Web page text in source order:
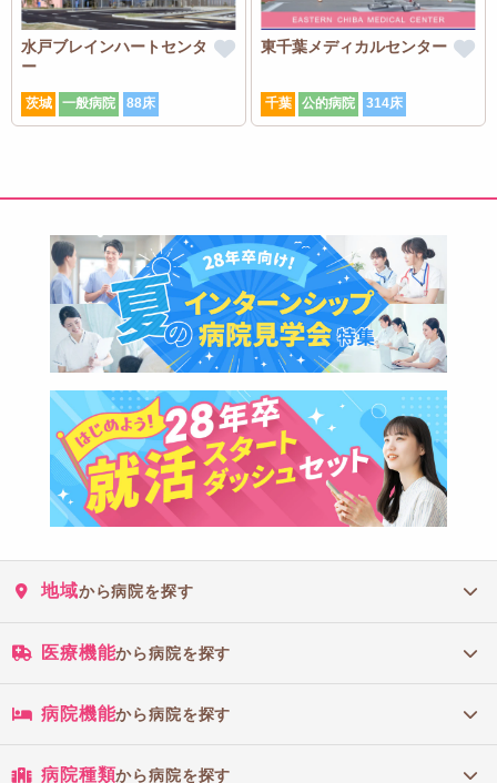
水戸ブレインハートセンタ
ー
茨城 一般病院 88床
東千葉メディカルセンター
千葉 公的病院 314床
地域から病院を探す
医療機能から病院を探す
病院機能から病院を探す
病院種類から病院を探す